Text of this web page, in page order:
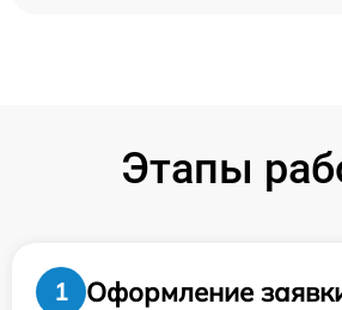
Этапы
1
Оформление